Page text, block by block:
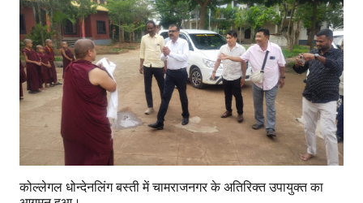
कोल्लेगल धोन्देनलिंग बस्ती में चामराजनगर के अतिरिक्त उपायुक्त का